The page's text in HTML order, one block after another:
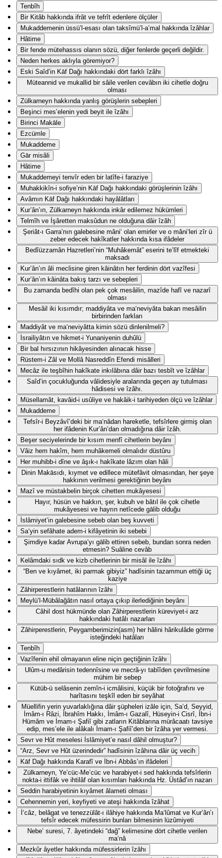
Tenbîh
Bir Kitâb hakkında ifrât ve tefrît edenlere ölçüler
Mukaddemenin üssü’l-esası olan taksîmü’l-a’mal hakkında îzâhlar
Hâtime
Bir fende mütehassıs olanın sözü, diğer fenlerde geçerli değildir.
Neden herkes aklıyla göremiyor?
Eski Saîd’in Kāf Dağı hakkındaki dört farklı îzâhı
Müteannid ve mukallid bir sâile verilen cevâbın iki cihetle doğru
olması
Zülkarneyn hakkında yanlış görüşlerin sebepleri
Beşinci mes’elenin yedi beyit ile îzâhı
Birinci Makāle
Ezcümle
Mukaddeme
Gār misâli
Hâtime
Mukaddemeyi tenvîr eden bir latîfe-i faraziye
Muhakkikîn-i sofiye’nin Kāf Dağı hakkındaki görüşlerinin îzâhı
Avâmın Kāf Dağı hakkındaki hayâlâtları
Kur’ân’ın, Zülkarneyn hakkında inkâr edilemez hükümleri
Telmîh ve İşâretten maksûdun ne olduğuna dâir îzâh
Şeriât-ı Garra’nın galebesine mâni‘ olan emirler ve o mâni‘leri zîr ü
zeber edecek hakîkatler hakkında kısa ifâdeler
Bedîüzzamân Hazretleri’nin “Muhâkemât” eserini te’lîf etmekteki
maksadı
Kur’ân’ın âli meclisine giren kâinâtın her ferdinin dört vazîfesi
Kur’ân’ın kâinâta bakış tarzı ve sebepleri
Bu zamanda bedîhi olan pek çok mesâilin, mazîde hafî ve nazarî
olması
Mesâil iki kısımdır; maddiyâta ve ma‘neviyâta bakan mesâilin
birbirinden farkları
Maddiyât ve ma‘neviyâtta kimin sözü dinlenilmeli?
İsrailiyâtın ve hikmet-i Yunaniyenin duhûlü
Bir bal hırsızının hikâyesinden alınacak hisse
Rüstem-i Zâl ve Mollâ Nasreddîn Efendi misâlleri
Mecâz ile teşbîhin hakîkate inkılâbına dâir bazı tesbît ve îzâhlar
Saîd’in çocukluğunda vâlidesiyle aralarında geçen ay tutulması
hâdisesi ve îzâhı.
Müsellamât, kavâid-i usûliye ve hakâik-i tarihiyeden ölçü ve îzâhlar
Mukaddeme
Tefsîr-i Beyzâvî’deki bir ma‘nâdan hareketle, tefsîrlere girmiş olan
her ifâdenin Kur’ân’dan olmadığına dâir îzâh.
Beşer seciyelerinde bir kısım menfî cihetlerin beyânı
Vâiz hem hakîm, hem muhâkemeli olmalıdır düstûru
Her muhibb-i dîne ve âşık-ı hakîkate lâzım olan hâli
Dinin Makāsıdı, kıymet ve edillece mütefâvit olmasından, her şeye
hakkının verilmesi gerektiğinin beyânı
Mazî ve müstakbelin birçok cihetten mukâyesesi
Hayır, hüsün ve hakkın, şer, kubuh ve bâtıl ile çok cihetle
mukâyesesi ve hayrın netîcede gālib olduğu
İslâmiyet’in galebesine sebeb olan beş kuvveti
Sa‘yin sefâhate adem-i kifâyetinin iki sebebi
Şimdiye kadar Avrupa’yı gālib ettiren sebeb, bundan sonra neden
etmesin? Suâline cevâb
Kelâmdaki sıdk ve kizb cihetlerinin bir misâl ile îzâhı
“Ben ve kıyâmet, iki parmak gibiyiz” hadîsinin tazammun ettiği üç
kaziye
Zâhirperestlerin hatâlarının îzâhı
Meylü’l-Mübâlağâtın nasıl ortaya çıkıp ilerlediğinin beyânı
Câhil dost hükmünde olan Zâhirperestlerin küreviyet-i arz
hakkındaki hatâlı nazarları
Zâhirperestlerin, Peygamberimizin(asm) her hâlini hârikulâde görme
isteğindeki hatâları
Tenbîh
Vazîfenin ehil olmayanın eline niçin geçtiğinin îzâhı
Ulûm-u medârisin tedennîsine ve mecrâ-yı tabîîden çevrilmesine
mühim bir sebep
Kütüb-ü selâsenin zemîn-i icmâlisini, küçük bir fotoğrafını ve
harîtasını teşkîl eden bir seyâhat
Müellifin yerin yuvarlaklığına dâir şüpheleri izâle için, Sa‘d, Seyyid,
İmâm-ı Râzi, İbrahîm Hakkı, İmâm-ı Gazalî, Hüseyin-i Cisrî, İbn-i
Hümâm ve İmam-ı Şafiî gibi zatların Kitâblarına mürâcaatı tavsiye
edip, mes’ele ile alâkalı İmam-ı Şafiî’den bir îzâha yer vermesi.
Sevr ve Hût meselesi İslâmiyet’e nasıl dâhil olmuştur?
“Arz, Sevr ve Hût üzerindedir” hadîsinin îzâhına dâir üç vecih
Kāf Dağı hakkında Karafî ve İbn-i Abbâs’ın ifâdeleri
Zülkarneyn, Ye’cüc-Me’cüc ve harabiyet-i sed hakkında tefsîrlerin
nokta-i ittifâk ve ihtilâf olan kısımları hakkında Hz. Üstâd’ın nazarı
Seddin harabiyetinin kıyâmet âlameti olması
Cehennemin yeri, keyfiyeti ve ateşi hakkında îzâhat
İ‘câz, belâgat ve tenezzülât-ı ilâhiye hakkında Ma‘lûmat ve Kur’ân’ı
tefsîr edecek müfessirin bunları bilmesinin lüzûmiyeti
Nebe’ suresi, 7. âyetindeki “dağ” kelimesine dört cihetle verilen
ma‘nâ
Mezkûr âyetler hakkında müfessirlerin îzâhı